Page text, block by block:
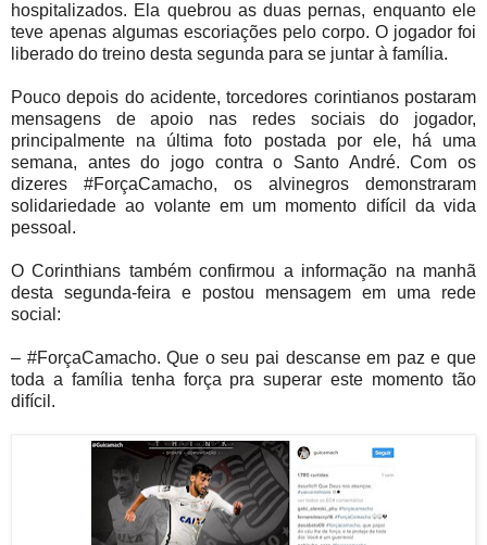
hospitalizados. Ela quebrou as duas pernas, enquanto ele
teve apenas algumas escoriações pelo corpo. O jogador foi
liberado do treino desta segunda para se juntar à família.
Pouco depois do acidente, torcedores corintianos postaram
mensagens de apoio nas redes sociais do jogador,
principalmente na última foto postada por ele, há uma
semana, antes do jogo contra o Santo André. Com os
dizeres #ForçaCamacho, os alvinegros demonstraram
solidariedade ao volante em um momento difícil da vida
pessoal.
O Corinthians também confirmou a informação na manhã
desta segunda-feira e postou mensagem em uma rede
social:
– #ForçaCamacho. Que o seu pai descanse em paz e que
toda a família tenha força pra superar este momento tão
difícil.